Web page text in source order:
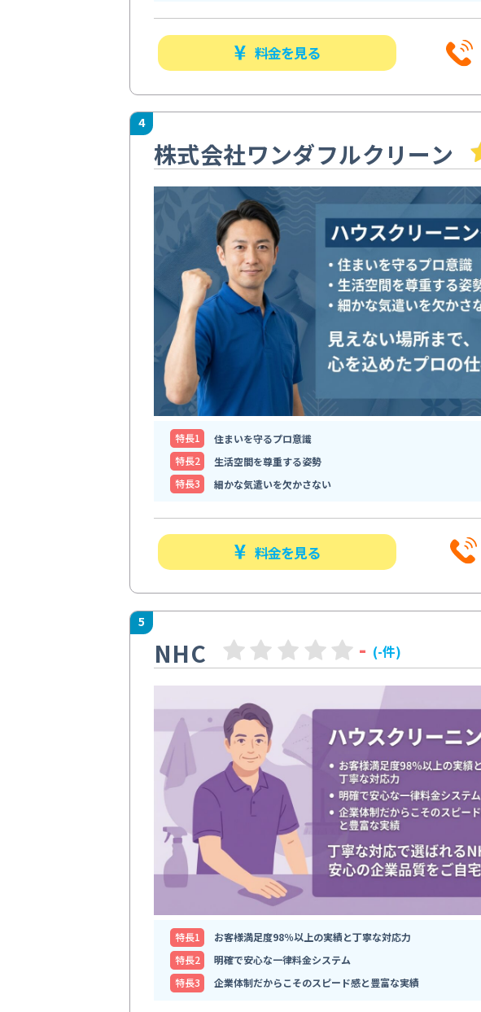
料金を見る
4
株式会社ワンダフルクリーン
特⻑1
住まいを守るプロ意識
特⻑2
生活空間を尊重する姿勢
特⻑3
細かな気遣いを欠かさない
料金を見る
5
NHC - (-件)
特⻑1
お客様満足度98％以上の実績と丁寧な対応力
特⻑2
明確で安心な一律料金システム
特⻑3
企業体制だからこそのスピード感と豊富な実績